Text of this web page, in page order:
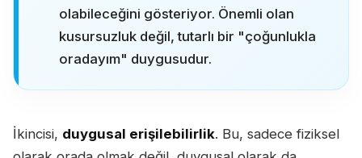
olabileceğini gösteriyor. Önemli olan
kusursuzluk değil, tutarlı bir "çoğunlukla
oradayım" duygusudur.
İkincisi, duygusal erişilebilirlik. Bu, sadece fiziksel